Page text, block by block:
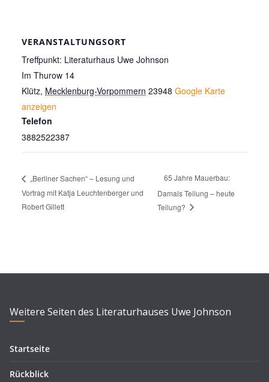
VERANSTALTUNGSORT
Treffpunkt: Literaturhaus Uwe Johnson
Im Thurow 14
Klütz, Mecklenburg-Vorpommern 23948 Google Karte
anzeigen
Telefon
3882522387
„Berliner Sachen“ – Lesung und
Vortrag mit Katja Leuchtenberger und
Robert Gillett
65 Jahre Mauerbau:
Damals Teilung – heute
Teilung?
Weitere Seiten des Literaturhauses Uwe Johnson
Startseite
Rückblick